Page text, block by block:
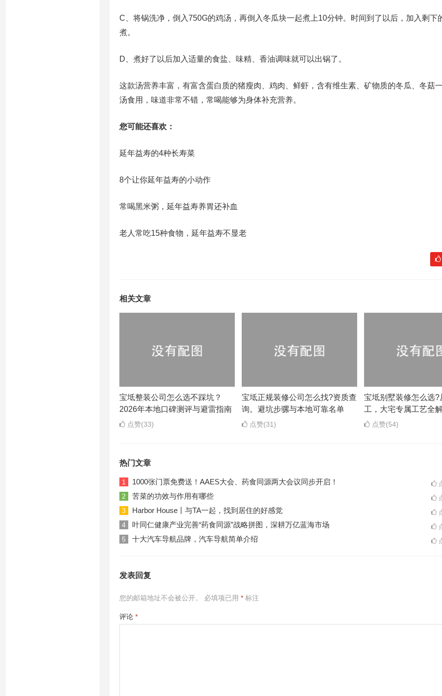
C、将锅洗净，倒入750G的鸡汤，再倒入冬瓜块一起煮上10分钟。时间到了以后，加入剩下
煮。
D、煮好了以后加入适量的食盐、味精、香油调味就可以出锅了。
这款汤营养丰富，有富含蛋白质的猪瘦肉、鸡肉、鲜虾，含有维生素、矿物质的冬瓜、冬菇
汤食用，味道非常不错，常喝能够为身体补充营养。
您可能还喜欢：
延年益寿的4种长寿菜
8个让你延年益寿的小动作
常喝黑米粥，延年益寿养胃还补血
老人常吃15种食物，延年益寿不显老
相关文章
宝坻整装公司怎么选不踩坑？
2026年本地口碑测评与避雷指南
点赞(33)
宝坻正规装修公司怎么找?资质查
询。避坑步骡与本地可靠名单
点赞(31)
宝坻别墅装修怎么选?
工，大宅专属工艺全
点赞(54)
热门文章
1 1000张门票免费送！AAES大会、药食同源两大会议同步开启！
2 苦菜的功效与作用有哪些
3 Harbor House丨与TA一起，找到居住的好感觉
4 叶同仁健康产业完善“药食同源”战略拼图，深耕万亿蓝海市场
5 十大汽车导航品牌，汽车导航简单介绍
发表回复
您的邮箱地址不会被公开。 必填项已用 * 标注
评论 *